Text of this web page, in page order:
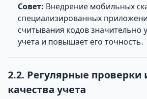
Совет: Внедрение мобильных
специализированных
считывания кодов значительно
учета и повышает его точность.
2.2. Регулярные проверки
качества учета